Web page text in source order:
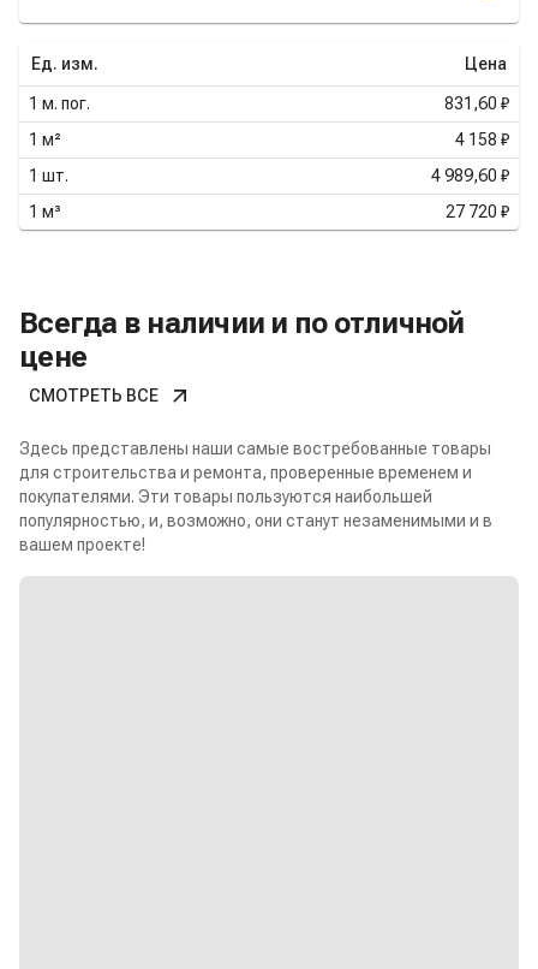
Ед. изм. Цена
1 м. пог.
831,60 ₽
1 м²
4 158 ₽
1 шт.
4 989,60 ₽
1 м³ 27 720 ₽
Всегда в наличии и по отличной
цене
СМОТРЕТЬ ВСЕ
Здесь представлены наши самые востребованные товары
для строительства и ремонта, проверенные временем и
покупателями. Эти товары пользуются наибольшей
популярностью, и, возможно, они станут незаменимыми и в
вашем проекте!